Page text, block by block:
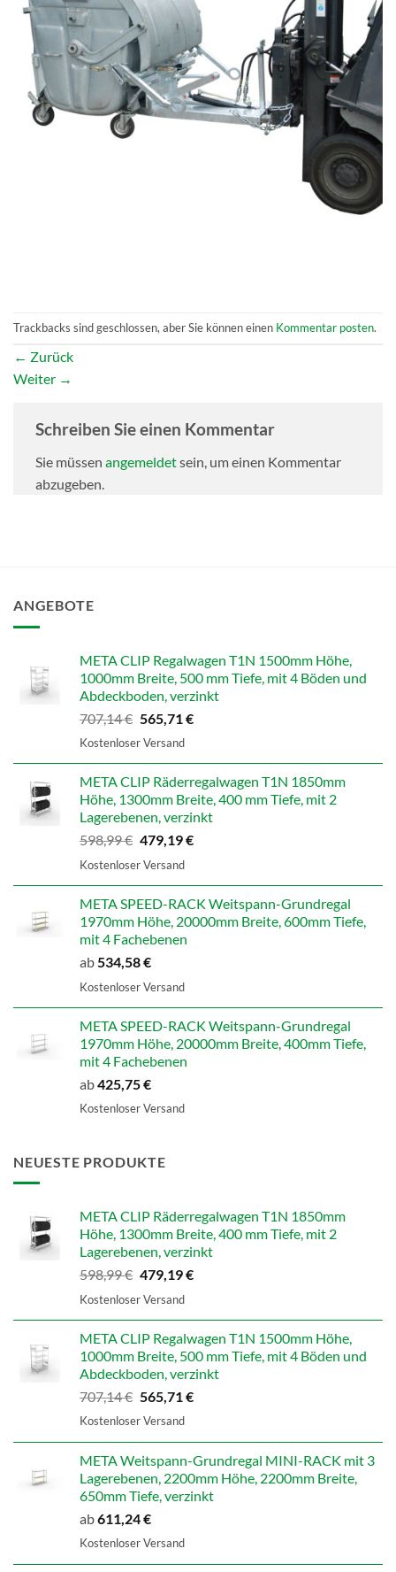
Trackbacks sind geschlossen, aber Sie können einen Kommentar posten.
← Zurück
Weiter →
Schreiben Sie einen Kommentar
Sie müssen angemeldetsein, um einen Kommentar
abzugeben.
ANGEBOTE
META CLIP Regalwagen T1N 1500mm Höhe,
1000mm Breite, 500 mm Tiefe, mit 4 Böden und
Abdeckboden, verzinkt
707,14€ Ursprünglicher
Preis
565,71 €Aktueller
Kostenloser Versand
META CLIP Räderregalwagen T1N 1850mm
Höhe, 1300mm Breite, 400 mm Tiefe, mit 2
Lagerebenen, verzinkt
598,99€ Ursprünglicher
Preis
479,19€Aktueller
Kostenloser Versand
META SPEED-RACK Weitspann-Grundregal
1970mm Höhe, 20000mm Breite, 600mm Tiefe,
mit 4 Fachebenen
ab534,58€
Kostenloser Versand
META SPEED-RACK Weitspann-Grundregal
1970mm Höhe, 20000mm Breite, 400mm Tiefe,
mit 4 Fachebenen
ab425,75€
Kostenloser Versand
NEUESTE PRODUKTE
META CLIP Räderregalwagen T1N 1850mm
Höhe, 1300mm Breite, 400 mm Tiefe, mit 2
Lagerebenen, verzinkt
598,99€ Ursprünglicher
Preis
479,19€Aktueller
Kostenloser Versand
META CLIP Regalwagen T1N 1500mm Höhe,
1000mm Breite, 500 mm Tiefe, mit 4 Böden und
Abdeckboden, verzinkt
707,14€ Ursprünglicher
Preis
565,71€Aktueller
Kostenloser Versand
META Weitspann-Grundregal MINI-RACK mit 3
Lagerebenen, 2200mm Höhe, 2200mm Breite,
650mm Tiefe, verzinkt
ab611,24€
Kostenloser Versand